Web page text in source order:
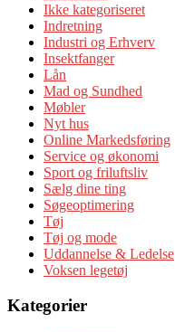
Ikke kategoriseret
Indretning
Industri og Erhverv
Insektfanger
Lån
Mad og Sundhed
Møbler
Nyt hus
Online Markedsføring
Service og økonomi
Sport og friluftsliv
Sælg dine ting
Søgeoptimering
Tøj
Tøj og mode
Uddannelse & Ledelse
Voksen legetøj
Kategorier